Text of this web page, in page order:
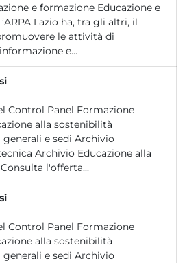
e formazione Educazione e
Lazio ha, tra gli altri, il
le attività di
e...
Control Panel Formazione
alla sostenibilità
e sedi Archivio
Archivio Educazione alla
sostenibilità Consulta l'offerta...
Control Panel Formazione
alla sostenibilità
e sedi Archivio